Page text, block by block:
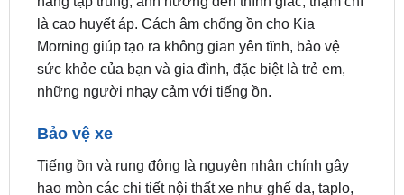
Tiếng ồn gây ra nhiều tác hại cho sức khỏe con
người, bao gồm: căng thẳng, mệt mỏi, giảm khả
năng tập trung, ảnh hưởng đến thính giác, thậm chí
là cao huyết áp. Cách âm chống ồn cho Kia
sức khỏe của bạn và gia đình, đặc biệt là trẻ em,
những người nhạy cảm với tiếng ồn.